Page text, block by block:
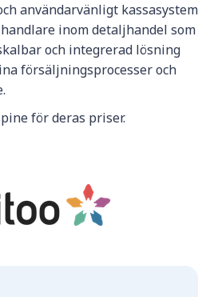
användarvänligt kassasystem
inom detaljhandel som
och integrerad lösning
försäljningsprocesser och
för deras priser.